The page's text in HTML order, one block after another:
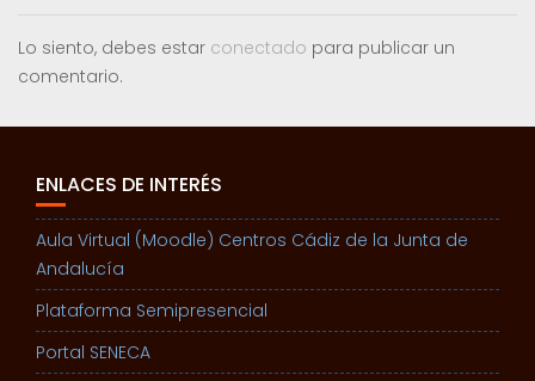
Lo siento, debes estar conectado para publicar un
comentario.
ENLACES DE INTERÉS
Aula Virtual (Moodle) Centros Cádiz de la Junta de
Andalucía
Plataforma Semipresencial
Portal SENECA